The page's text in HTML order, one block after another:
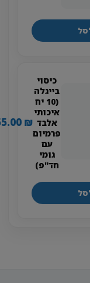
כיסוי
בייגלה
(10 יח
איכותי
אלבד
פרמיום
גומי
חד"פ)
55.00₪